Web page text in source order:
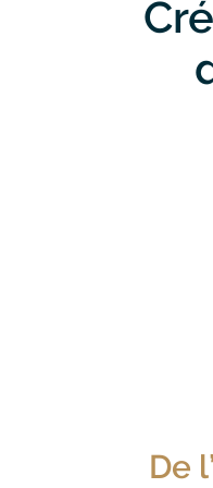
De